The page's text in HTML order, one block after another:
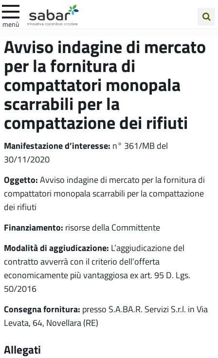
menù
nel
sito
Avviso indagine di mercato
per la fornitura di
compattatori monopala
scarrabili per la
compattazione dei rifiuti
Manifestazione d’interesse: n° 361/MB del
30/11/2020
Oggetto: Avviso indagine di mercato per la fornitura di
compattatori monopala scarrabili per la compattazione
dei rifiuti
Finanziamento: risorse della Committente
Modalità di aggiudicazione: L’aggiudicazione del
contratto avverrà con il criterio dell’offerta
economicamente più vantaggiosa ex art. 95 D. Lgs.
50/2016
Consegna fornitura: presso S.A.BA.R. Servizi S.r.l. in Via
Levata, 64, Novellara (RE)
Allegati